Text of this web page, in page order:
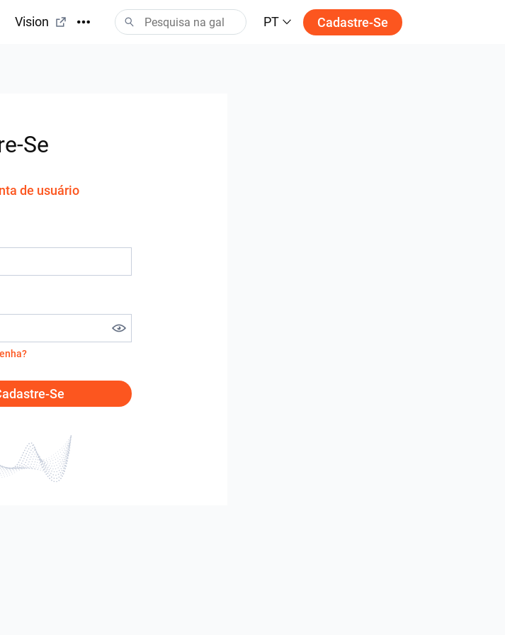
Vision PT Cadastre-Se
Se
de usuário
Se